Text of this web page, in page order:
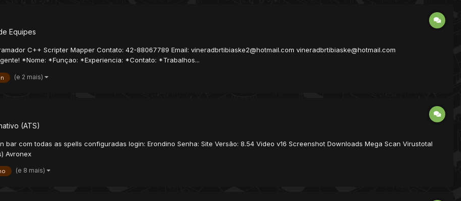
Equipes
C++ Scripter Mapper Contato: 42-88067789 Email: vineradbrtibiaske2@hotmail.com vineradbrtibiaske@hotmail.com
*Nome: *Funçao: *Experiencia: *Contato: *Trabalhos...
(e 2 mais)
(ATS)
bar com todas as spells configuradas login: Erondino Senha: Site Versão: 8.54 Video v16 Screenshot Downloads Mega Scan Virustotal
Avronex
(e 8 mais)